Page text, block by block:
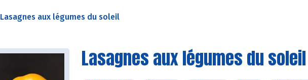
Lasagnes aux légumes du soleil
Lasagnes aux légumes du soleil